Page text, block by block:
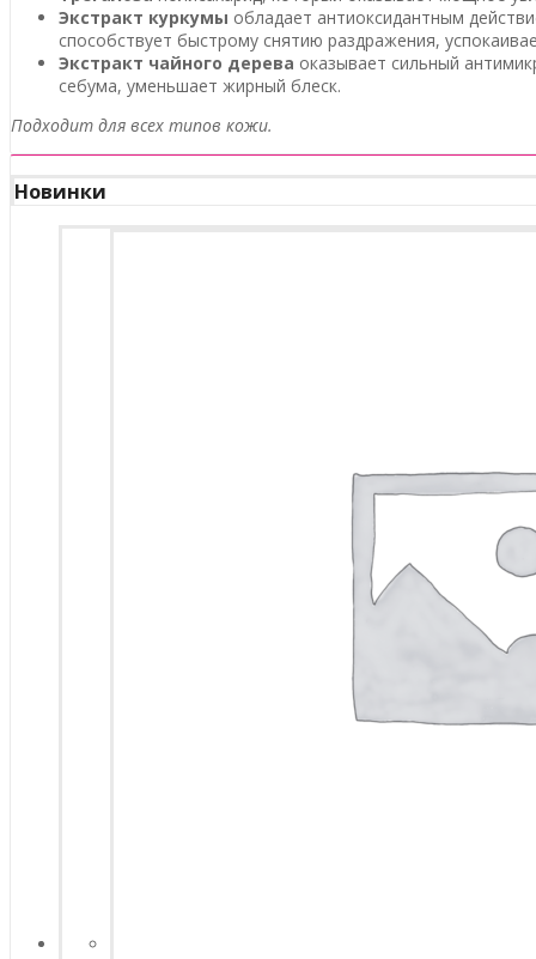
Экстракт куркумы обладает антиоксидантным
способствует быстрому снятию раздражения,
Экстракт чайного дерева оказывает сильный
себума, уменьшает жирный блеск.
Подходит для всех типов кожи.
Новинки